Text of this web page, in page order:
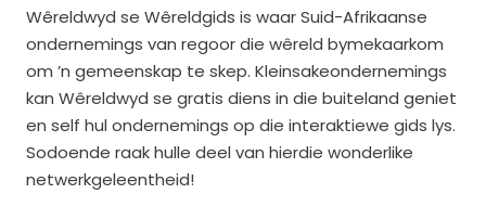
Wêreldwyd se Wêreldgids is waar Suid-Afrikaanse
ondernemings van regoor die wêreld bymekaarkom
om ’n gemeenskap te skep. Kleinsakeondernemings
kan Wêreldwyd se gratis diens in die buiteland geniet
en self hul ondernemings op die interaktiewe gids lys.
Sodoende raak hulle deel van hierdie wonderlike
netwerkgeleentheid!